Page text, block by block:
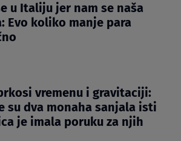
u Italiju jer nam se naša
Evo koliko manje para
vremenu i gravitaciji:
su dva monaha sanjala isti
je imala poruku za njih